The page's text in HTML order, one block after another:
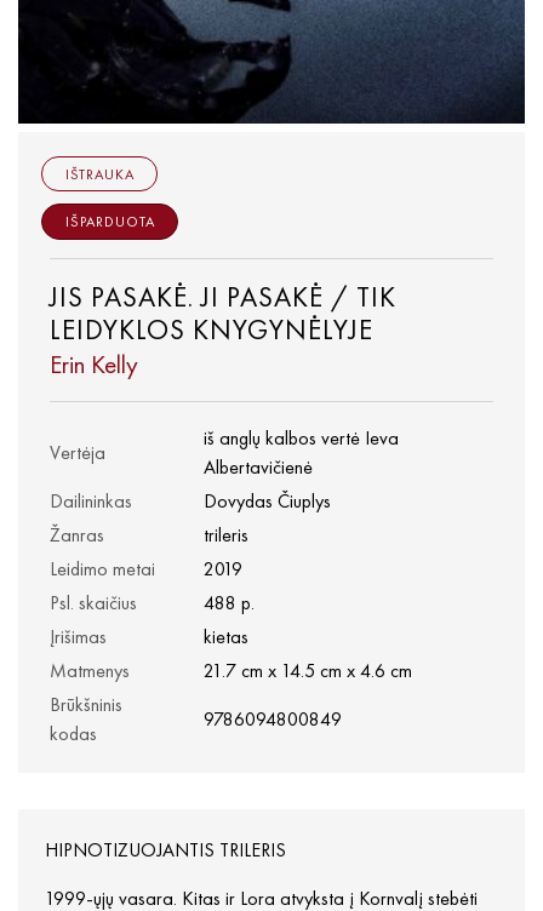
JIS PASAKĖ. JI PASAKĖ / TIK
LEIDYKLOS KNYGYNĖLYJE
Erin Kelly
Vertėja
iš anglų kalbos vertė Ieva
Albertavičienė
Dailininkas
Dovydas Čiuplys
Žanras
trileris
Leidimo metai
2019
Psl. skaičius
488 p.
Įrišimas
kietas
Matmenys
21.7 cm x 14.5 cm x 4.6 cm
Brūkšninis
kodas
9786094800849
IŠTRAUKA
IŠPARDUOTA
HIPNOTIZUOJANTIS TRILERIS
1999-ųjų vasara. Kitas ir Lora atvyksta į Kornvalį stebėti